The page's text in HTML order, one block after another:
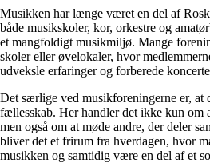
Musikken har længe været en del af
både musikskoler, kor, orkestre og
et mangfoldigt musikmiljø. Mange
skoler eller øvelokaler, hvor
udveksle erfaringer og forberede
Det særlige ved musikforeningerne er,
fællesskab. Her handler det ikke kun om
men også om at møde andre, der deler
bliver det et frirum fra hverdagen, hvor
musikken og samtidig være en del af et